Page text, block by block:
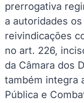
prerrogativa
a autoridades
reivindicações
no art. 226,
da Câmara dos
também integra
Pública e